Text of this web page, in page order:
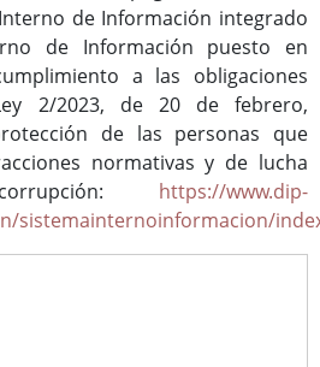
de Información integrado
de Información puesto en
a las obligaciones
2/2023, de 20 de febrero,
de las personas que
normativas y de lucha
https://www.dip-
sistemainternoinformacion/